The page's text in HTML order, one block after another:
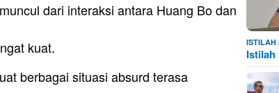
dari interaksi antara Huang Bo dan
kuat.
berbagai situasi absurd terasa
ISTILAH
Istilah